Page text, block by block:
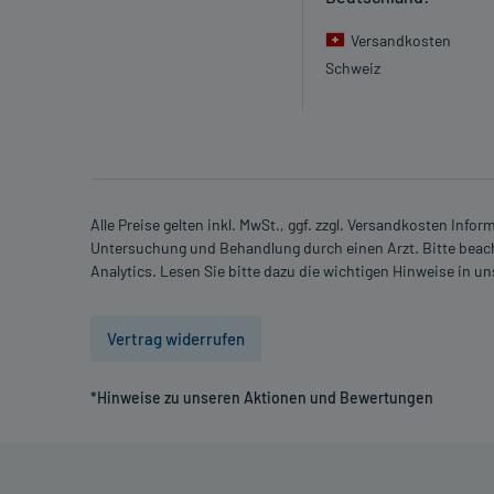
wie das Arzneimittel in der Schwangerschaft
- Stillzeit: Von einer Anwendung wird nach
Nebenwirkungen:
- Durchfälle
Versandkosten
Schweiz
Alle Preise gelten inkl. MwSt., ggf. zzgl. Versandkosten
Untersuchung und Behandlung durch einen Arzt. Bitte
Analytics. Lesen Sie bitte dazu die wichtigen Hinweise in
Vertrag widerrufen
*Hinweise zu unseren Aktionen und Bewertungen